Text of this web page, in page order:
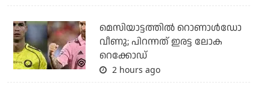
മെസിയാട്ടത്തില്‍ റൊണാള്‍ഡോ
വീണു; പിറന്നത് ഇരട്ട ലോക
റെക്കോഡ്
2 hours ago